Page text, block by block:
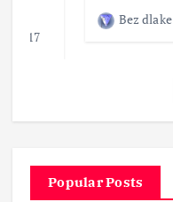
2017
Bez dlake
Popular Posts